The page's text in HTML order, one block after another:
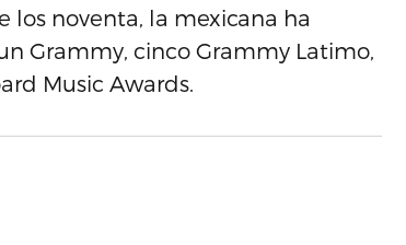
los noventa, la mexicana ha
Grammy, cinco Grammy Latimo,
Music Awards.